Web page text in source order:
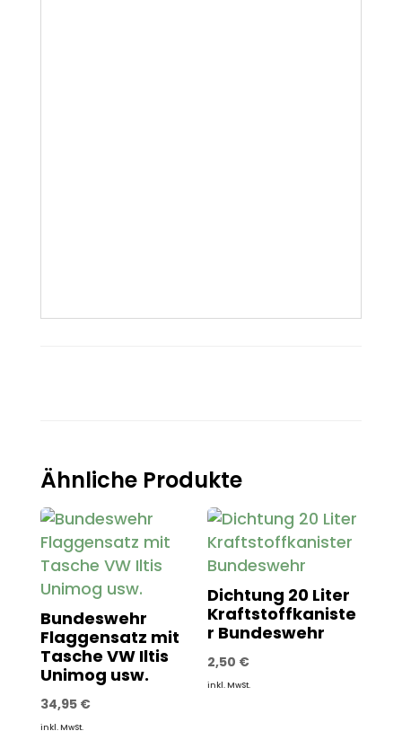
Ähnliche Produkte
Bundeswehr
Flaggensatz mit
Tasche VW Iltis
Unimog usw.
34,95 €
inkl. MwSt.
Dichtung 20 Liter
Kraftstoffkaniste
r Bundeswehr
2,50 €
inkl. MwSt.